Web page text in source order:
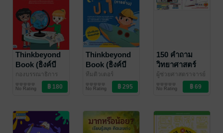
Thinkbeyond
Book (ธิงค์บี
ยอนด์ บุ๊คส์)
12387 ติวสอบ
เข้าสาธิต ป.1
กองบรรณาธิการ
ธิงค์บียอนด์คิดส์/
Thinkbeyondbook
การศึกษา/ตำรา
เรียน
No Rating
Thinkbeyond
Book (ธิงค์บี
ยอนด์ บุ๊คส์)
11663 เตรียม
สอบ RT (การ
ปรับปรุงข้อสอบ
ล่าสุด ปี 64-65
ทีมติวเตอร์
มหาวิทยาลัยชั้นนำ
และกอง
วิชาการประถม
ศึกษา/
Thinkbeyondbook
การศึกษา/ตำรา
เรียน
No Rating
150 คำถาม
วิทยาศาสตร์
และเทคโนโลยี
น่ารู้ สำหรับเด็ก
ผู้ช่วยศาสตราจารย์
สุชาติ สุภาพ
การศึกษา/ตำรา
เรียน
No Rating